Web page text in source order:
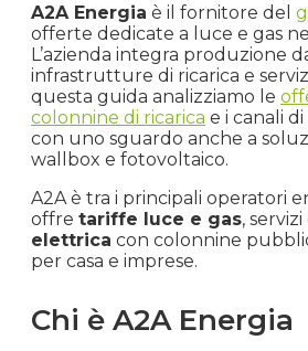
A2A Energia è il fornitore del
offerte dedicate a luce e gas
L’azienda integra produzione
infrastrutture di ricarica e
questa guida analizziamo le
colonnine di ricarica e i canali
con uno sguardo anche a
wallbox e fotovoltaico.
A2A è tra i principali operatori
offre tariffe luce e gas, servizi
elettrica con colonnine
per casa e imprese.
Chi è A2A Energia